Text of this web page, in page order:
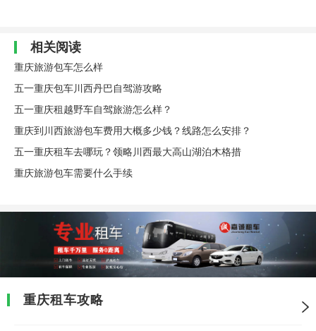
相关阅读
重庆旅游包车怎么样
五一重庆包车川西丹巴自驾游攻略
五一重庆租越野车自驾旅游怎么样？
重庆到川西旅游包车费用大概多少钱？线路怎么安排？
五一重庆租车去哪玩？领略川西最大高山湖泊木格措
重庆旅游包车需要什么手续
重庆租车攻略